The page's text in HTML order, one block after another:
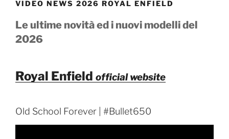
VIDEO NEWS 2026 ROYAL ENFIELD
Le ultime novità ed i nuovi modelli del
2026
Royal Enfield official website
Old School Forever | #Bullet650